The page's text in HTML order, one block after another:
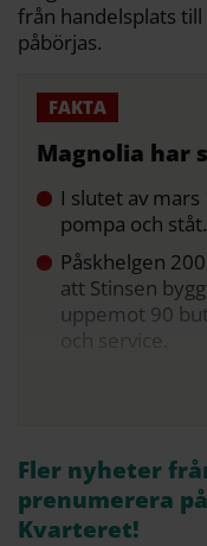
från handelsplats
påbörjas.
Magnolia har
I slutet av
pompa och ståt.
Påskhelgen
att Stinsen
uppemot 90
Fler nyheter
prenumerera
Kvarteret!